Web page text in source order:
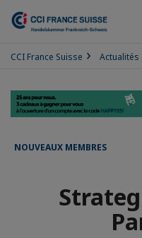
CCI France Suisse Actualités
NOUVEAUX MEMBRES